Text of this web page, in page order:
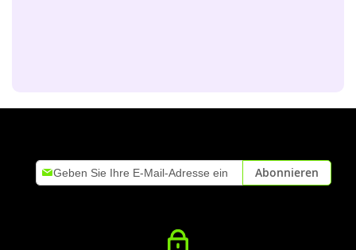
Melden
Sie
Abonnieren